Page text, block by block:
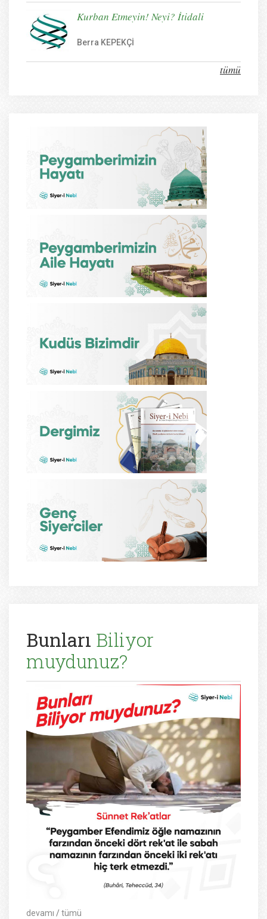
Berra KEPEKÇİ
Kurban Etmeyin! Neyi? İtidali
tümü
Bunları Biliyor
muydunuz?
devamı /tümü